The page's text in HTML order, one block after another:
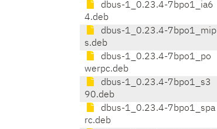
dbus-1_0.23.4-7bpo1_ia6
4.deb
dbus-1_0.23.4-7bpo1_mip
s.deb
dbus-1_0.23.4-7bpo1_po
werpc.deb
dbus-1_0.23.4-7bpo1_s3
90.deb
dbus-1_0.23.4-7bpo1_spa
rc.deb